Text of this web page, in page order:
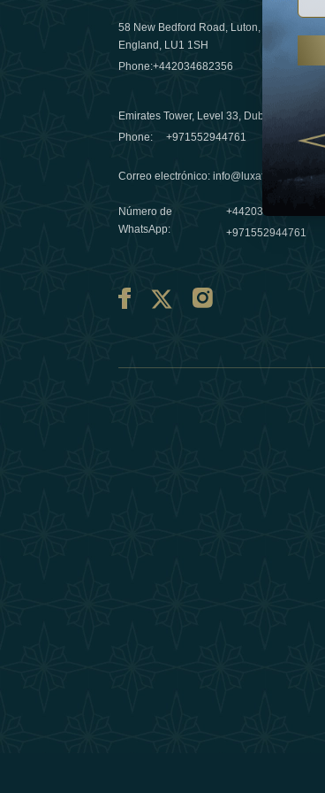
58 New Bedford Road, Luton,
England, LU1 1SH
Phone:+442034682356
Emirates Tower, Level 33, Dubai, UAE
Phone:+971552944761
Correo electrónico:info@luxafar.com
Número de
WhatsApp:
+442034682356
+971552944761